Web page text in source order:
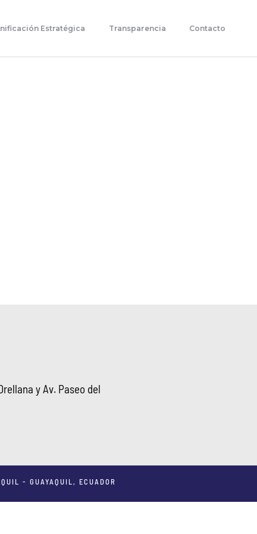
Estratégica Transparencia Contacto
y Av. Paseo del
- GUAYAQUIL, ECUADOR